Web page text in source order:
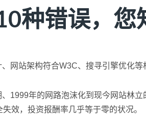
种错误，您
网站架构符合W3C、搜寻引擎优化
1999年的网路泡沫化到现今网站林
效，投资报酬率几乎等于零的状况。